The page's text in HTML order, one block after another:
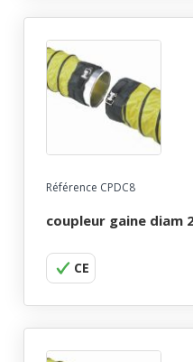
Référence CPDC8
coupleur gaine diam
CE